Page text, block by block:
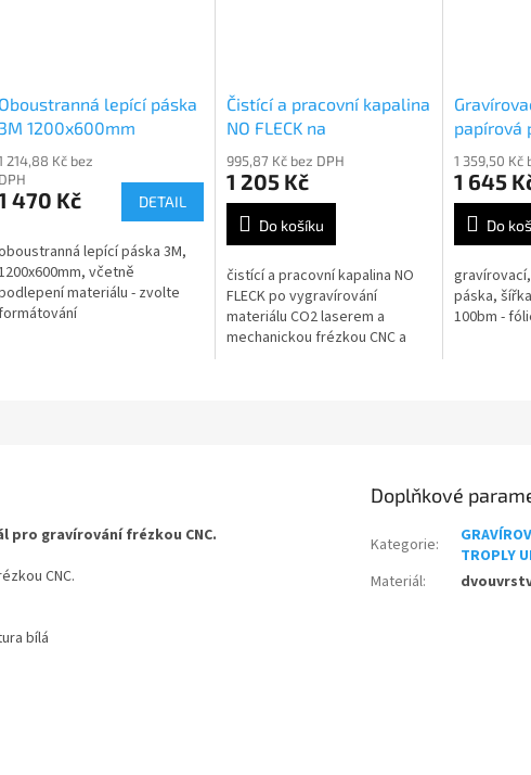
Oboustranná lepící páska
3M 1200x600mm
214,88 Kč bez
DPH
470 Kč DETAIL
lepící páska 3M,
včetně
materiálu - zvolte
Čistící a pracovní kapalina
NO FLECK na
odgravírovaný materiál
995,87 Kč bez DPH
1 205 Kč
Do košíku
čistící a pracovní kapalina NO
FLECK po vygravírování
materiálu CO2 laserem a
mechanickou frézkou CNC a
papírová
role
1 359,50 Kč
1 645
Do
páska,
100bm -
pro gravírování frézkou CNC.
CNC.
bílá
Doplňkové
Kategorie:
TROPLY
Materiál: